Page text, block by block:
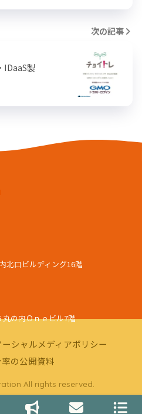
次の記事
IDaaS製
北口ビルディング16階
の内Ｏｎｅビル7階
ーシャルメディアポリシー
の公開資料
All rights reserved.